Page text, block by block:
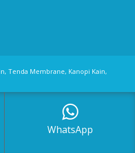
Tenda Membrane, Kanopi Kain,
WhatsApp